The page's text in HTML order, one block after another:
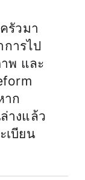
รัวมา
ารไป
พ และ
าก
างแล้ว
เบียน